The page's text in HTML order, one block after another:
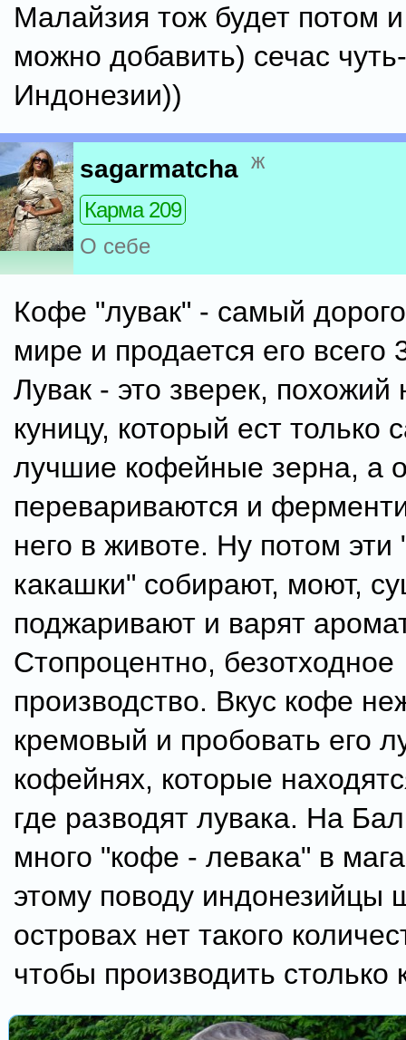
Малайзия тож будет потом
можно добавить) сечас
Индонезии))
sagarmatcha ж
Карма 209
О себе
Кофе "лувак" - самый
мире и продается его всего
Лувак - это зверек,
куницу, который ест только
лучшие кофейные зерна, а
перевариваются и
него в животе. Ну потом эти
какашки" собирают, моют,
поджаривают и варят
Стопроцентно, безотходное
производство. Вкус кофе
кремовый и пробовать его
кофейнях, которые
где разводят лувака. На
много "кофе - левака" в
этому поводу индонезийцы
островах нет такого
чтобы производить столько